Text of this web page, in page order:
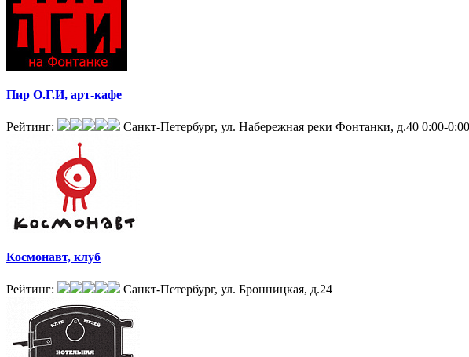
Пир О.Г.И, арт-кафе
Рейтинг: Санкт-Петербург, ул. Набережная реки Фонтанки, д.40 0:00-0:00
Космонавт, клуб
Рейтинг: Санкт-Петербург, ул. Бронницкая, д.24